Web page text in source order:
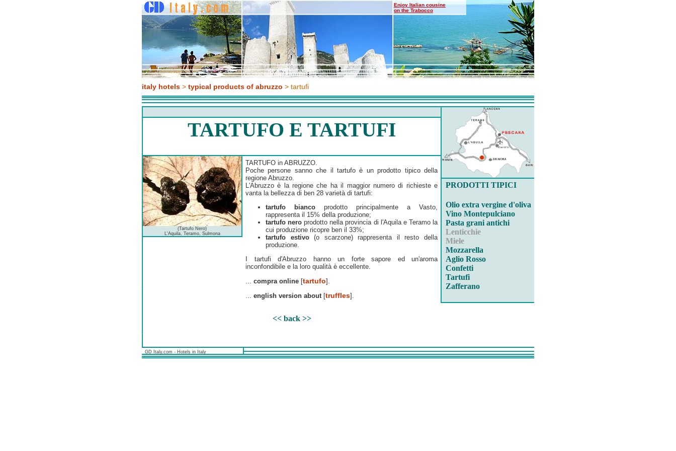
Enjoy Italian cousine
on the Trabocco
italy hotels > typical products of abruzzo > tartufi
TARTUFO E TARTUFI
(Tartufo Nero)
L'Aquila, Teramo, Sulmona
TARTUFO in ABRUZZO.
Poche persone sanno che il tartufo è un prodotto tipico della
regione Abruzzo.
L'Abruzzo è la regione che ha il maggior numero di richieste e
vanta la bellezza di ben 28 varietà di tartufi:
tartufo bianco prodotto principalmente a Vasto,
rappresenta il 15% della produzione;
tartufo nero prodotto nella provincia di l'Aquila e Teramo la
cui produzione ricopre ben il 33%;
tartufo estivo(o scarzone) rappresenta il resto della
produzione.
I tartufi d'Abruzzo hanno un forte sapore ed un'aroma
inconfondibile e la loro qualità è eccellente.
compra online [tartufo].
english version about [truffles].
<< back >>
PRODOTTI TIPICI
Olio extra vergine d'oliva
Vino Montepulciano
Pasta grani antichi
Lenticchie
Miele
Mozzarella
Aglio Rosso
Confetti
Tartufi
Zafferano
GD Italy.com - Hotels in Italy